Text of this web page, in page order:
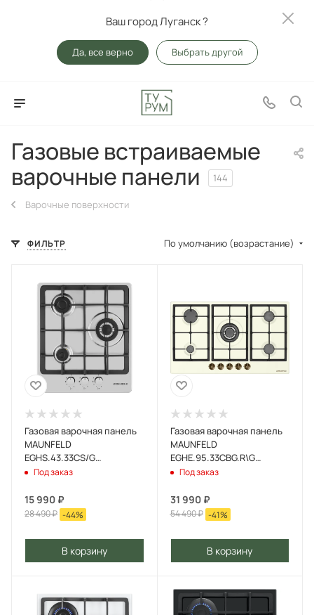
Ваш город Луганск ?
Да, все верно Выбрать другой
Газовые встраиваемые
варочные панели
144
Варочные поверхности
ФИЛЬТР По умолчанию (возрастание)
Газовая варочная панель
MAUNFELD
EGHS.43.33CS/G
Нержавеющая сталь
Под заказ
15 990 ₽
28 490₽ -44%
В корзину
Газовая варочная панель
MAUNFELD
EGHE.95.33CBG.R\G
Бежевый
Под заказ
31 990₽
54 490₽ -41%
В корзину